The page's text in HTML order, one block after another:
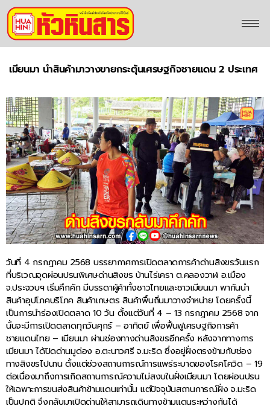
เมียนมา นำสินค้ามาวางขายกระตุ้นเศรษฐกิจชายแดน 2 ประเทศ
วันที่ 4 กรกฎาคม 2568 บรรยากาศการเปิดตลาดการค้าด่านสิงขรวันแรก
ที่บริเวณจุดผ่อนปรนพิเศษด่านสิงขร บ้านไร่เครา ต.คลองวาฬ อ.เมือง
จ.ประจวบฯ เริ่มคึกคัก มีบรรดาผู้ค้าทั้งชาวไทยและชาวเมียนมา พากันนำ
สินค้าอุปโภคบริโภค สินค้าเกษตร สินค้าพื้นถิ่นมาวางจำหน่าย โดยครั้งนี้
เป็นการนำร่องเปิดตลาด 10 วัน ตั้งแต่วันที่ 4 – 13 กรกฎาคม 2568 จาก
นั้นจะมีการเปิดตลาดทุกวันศุกร์ – อาทิตย์ เพื่อฟื้นฟูเศรษฐกิจการค้า
ชายแดนไทย – เมียนมา ผ่านช่องทางด่านสิงขรอีกครั้ง หลังจากทางการ
เมียนมา ได้ปิดด่านมูด่อง อ.ตะนาวศรี จ.มะริด ซึ่งอยู่ฝั่งตรงข้ามกับช่อง
ทางสิงขรไปนาน ตั้งแต่ช่วงสถานการณ์การแพร่ระบาดของโรคโควิด – 19
ต่อเนื่องมาถึงการเกิดสถานการณ์ความไม่สงบในฝั่งเมียนมา โดยผ่อนปรน
ให้เฉพาะการขนส่งสินค้าข้ามแดนเท่านั้น แต่ปัจจุบันสถานการณ์ฝั่ง จ.มะริด
เป็นปกติ จึงกลับมาเปิดด่านให้สามารถเดินทางข้ามแดนระหว่างกันได้